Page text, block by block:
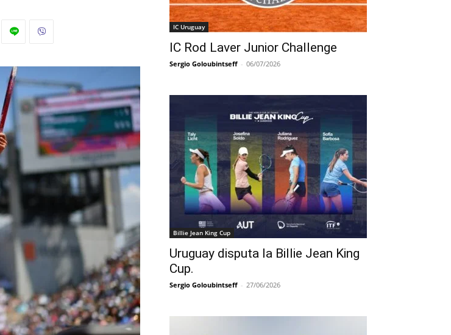
IC Uruguay
IC Rod Laver Junior Challenge
Sergio Goloubintseff - 06/07/2026
Billie Jean King Cup
Uruguay disputa la Billie Jean King
Cup.
Sergio Goloubintseff - 27/06/2026